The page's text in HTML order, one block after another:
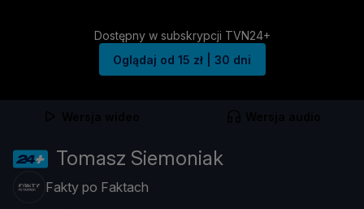
Dostępny w subskrypcji TVN24+
Oglądaj od 15 zł | 30 dni
Tomasz Siemoniak
Fakty po Faktach